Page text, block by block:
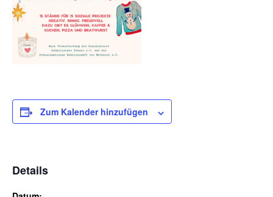
Zum Kalender hinzufügen
Details